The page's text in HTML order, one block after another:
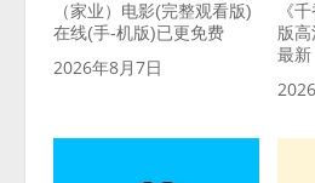
（家业）电影(完整观看版)
在线(手-机版)已更免费
2026年8月7日
《
版高
最新